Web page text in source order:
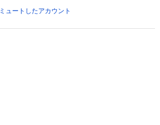
ミュートしたアカウント